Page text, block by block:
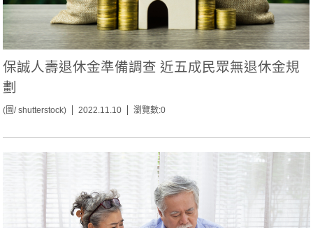
保誠人壽退休金準備調查 近五成民眾無退休金規
劃
(圖/ shutterstock) 2022.11.10 瀏覽數:0